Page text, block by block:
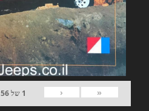
«
‹
1 של56